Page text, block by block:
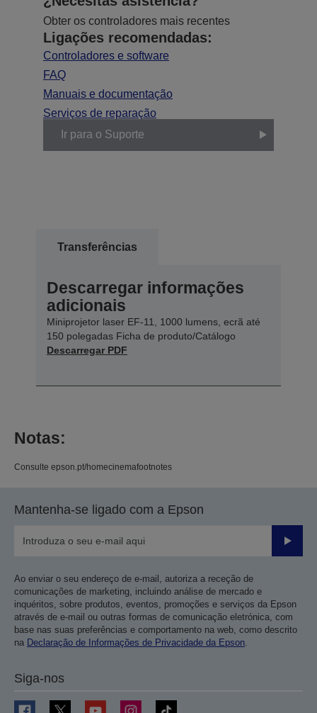
Obter os controladores mais recentes
Ligações recomendadas:
Controladores e software
FAQ
Manuais e documentação
Serviços de reparação
Ir para o Suporte
Transferências
Descarregar informações
adicionais
Miniprojetor laser EF-11, 1000 lumens, ecrã até
150 polegadas Ficha de produto/Catálogo
Descarregar PDF
Notas:
Consulte epson.pt/homecinemafootnotes
Mantenha-se ligado com a Epson
Enviar
Ao enviar o seu endereço de e-mail, autoriza a receção de
comunicações de marketing, incluindo análise de mercado e
inquéritos, sobre produtos, eventos, promoções e serviços da Epson
através de e-mail ou outras formas de comunicação eletrónica, com
base nas suas preferências e comportamento na web, como descrito
na Declaração de Informações de Privacidade da Epson
Siga-nos